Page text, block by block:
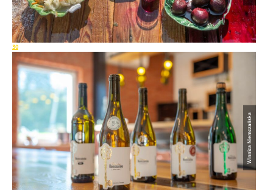
30
Winnica Niemczańska